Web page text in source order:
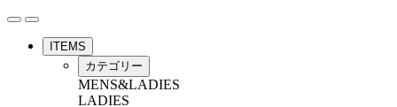
ITEMS
カテゴリー
MENS&LADIES
LADIES